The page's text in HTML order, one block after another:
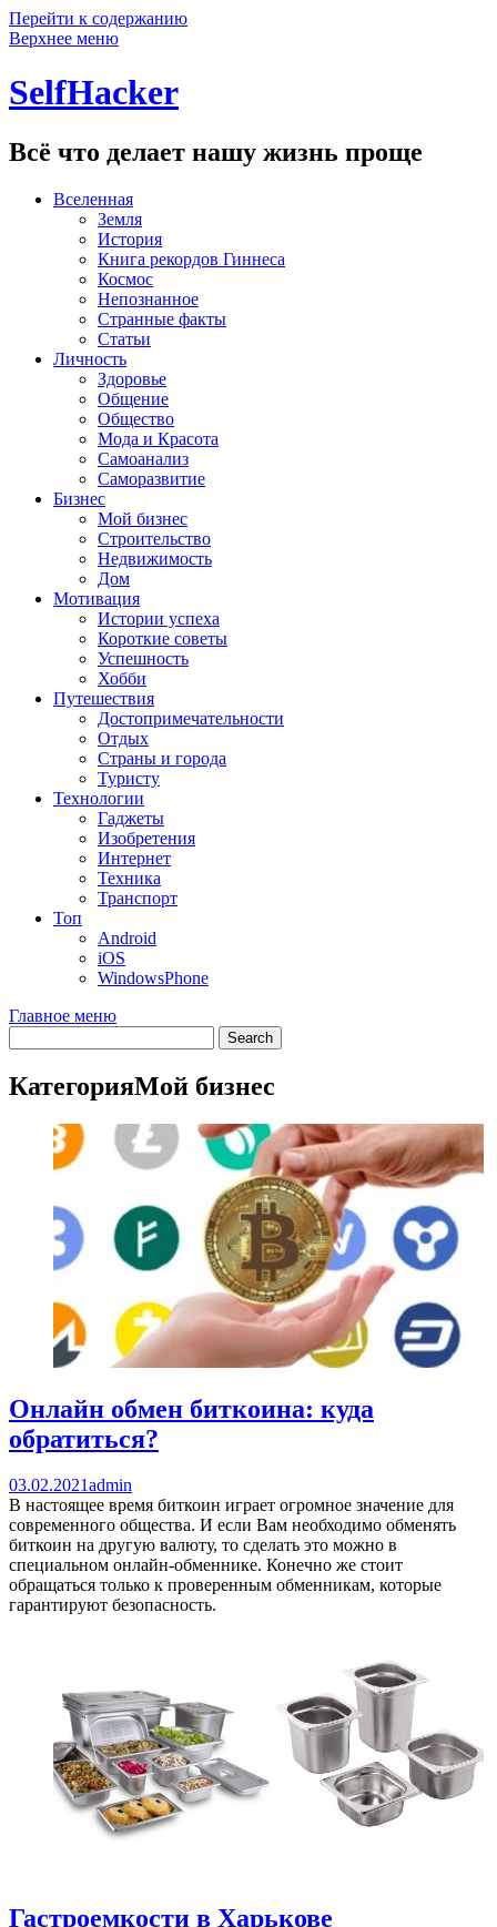
Перейти к содержанию
Верхнее меню
SelfHacker
Всё что делает нашу жизнь проще
Вселенная
Земля
История
Книга рекордов Гиннеса
Космос
Непознанное
Странные факты
Статьи
Личность
Здоровье
Общение
Общество
Мода и Красота
Самоанализ
Саморазвитие
Бизнес
Мой бизнес
Строительство
Недвижимость
Дом
Мотивация
Истории успеха
Короткие советы
Успешность
Хобби
Путешествия
Достопримечательности
Отдых
Страны и города
Туристу
Технологии
Гаджеты
Изобретения
Интернет
Техника
Транспорт
Топ
Android
iOS
WindowsPhone
Главное меню
КатегорияМой бизнес
Онлайн обмен биткоина: куда
обратиться?
03.02.2021admin
В настоящее время биткоин играет огромное значение для
современного общества. И если Вам необходимо обменять
биткоин на другую валюту, то сделать это можно в
специальном онлайн-обменнике. Конечно же стоит
обращаться только к проверенным обменникам, которые
гарантируют безопасность.
Гастроемкости в Харькове